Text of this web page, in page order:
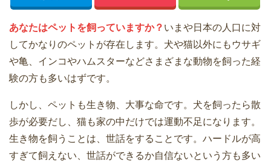
あなたはペットを飼っていますか？ いまや日本の人口に対
してかなりのペットが存在します。犬や猫以外にもウサギ
や亀、インコやハムスターなどさまざまな動物を飼った経
験の方も多いはずです。
しかし、ペットも生き物、大事な命です。犬を飼ったら散
歩が必要だし、猫も家の中だけでは運動不足になります。
生き物を飼うことは、世話をすることです。ハードルが高
すぎて飼えない、世話ができるか自信ないという方も多い